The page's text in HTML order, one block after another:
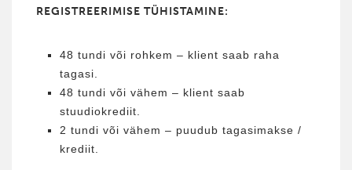
REGISTREERIMISE TÜHISTAMINE:
48 tundi või rohkem – klient saab raha
tagasi.
48 tundi või vähem – klient saab
stuudiokrediit.
2 tundi või vähem – puudub tagasimakse /
krediit.